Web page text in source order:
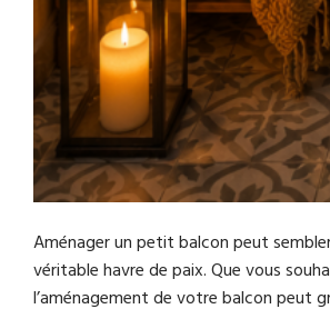
Aménager un petit balcon peut
véritable havre de paix. Que vous
l’aménagement de votre balcon peut